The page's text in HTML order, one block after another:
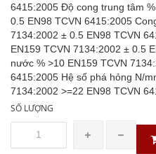
6415:2005 Độ cong trung tâm
0.5 EN98 TCVN 6415:2005
7134:2002 ± 0.5 EN98 TCVN
EN159 TCVN 7134:2002 ± 0.5
nước % >10 EN159 TCVN
6415:2005 Hệ số phá hỏng N/
7134:2002 >=22 EN98 TCVN
SỐ LƯỢNG